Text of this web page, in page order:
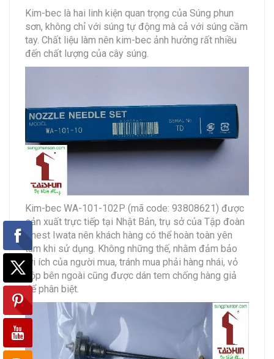
Kim-bec là hai linh kiện quan trọng của Súng phun
sơn, không chỉ với súng tự động mà cả với súng cầm
tay. Chất liệu làm nên kim-bec ảnh hưởng rất nhiều
đến chất lượng của cây súng.
Kim-bec WA-101-102P (mã code: 93808621) được
sản xuất trực tiếp tại Nhật Bản, trụ sở của Tập đoàn
Anest Iwata nên khách hàng có thể hoàn toàn yên
tâm khi sử dụng. Không những thế, nhằm đảm bảo
lợi ích của người mua, tránh mua phải hàng nhái, vỏ
hộp bên ngoài cũng được dán tem chống hàng giả
để phân biệt.